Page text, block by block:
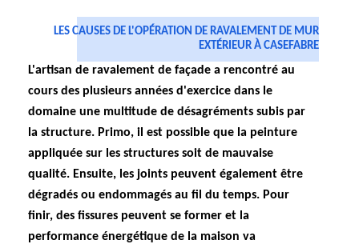
LES CAUSES DE L'OPÉRATION DE RAVALEMENT DE MUR
EXTÉRIEUR À CASEFABRE
L'artisan de ravalement de façade a rencontré au
cours des plusieurs années d'exercice dans le
domaine une multitude de désagréments subis par
la structure. Primo, il est possible que la peinture
appliquée sur les structures soit de mauvaise
qualité. Ensuite, les joints peuvent également être
dégradés ou endommagés au fil du temps. Pour
finir, des fissures peuvent se former et la
performance énergétique de la maison va